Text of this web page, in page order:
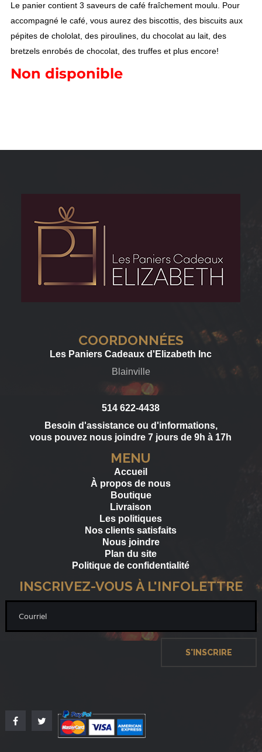
Le panier contient 3 saveurs de café fraîchement moulu. Pour
accompagné le café, vous aurez des biscottis, des biscuits aux
pépites de chololat, des piroulines, du chocolat au lait, des
bretzels enrobés de chocolat, des truffes et plus encore!
Non disponible
COORDONNÉES
Les Paniers Cadeaux d'Elizabeth Inc
Blainville
514 622-4438
Besoin d'assistance ou d'informations,
vous pouvez nous joindre 7 jours de 9h à 17h
MENU
Accueil
À propos de nous
Boutique
Livraison
Les politiques
Nos clients satisfaits
Nous joindre
Plan du site
Politique de confidentialité
INSCRIVEZ-VOUS À L'INFOLETTRE